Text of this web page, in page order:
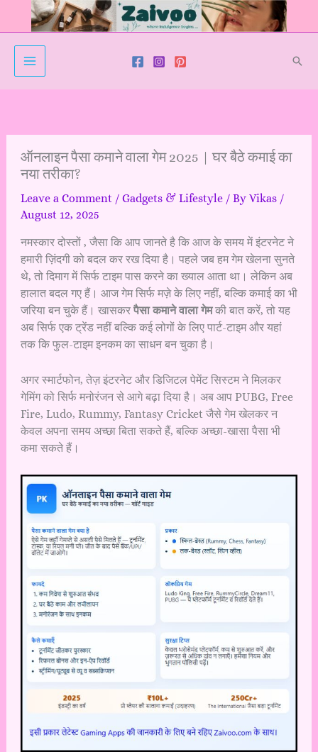
ऑनलाइन पैसा कमाने वाला गेम 2025 | घर बैठे कमाई का
नया तरीका?
Leave a Comment / Gadgets & Lifestyle/ By Vikas /
August 12, 2025
नमस्कार दोस्तों , जैसा कि आप जानते है कि आज के समय में इंटरनेट ने
हमारी ज़िंदगी को बदल कर रख दिया है। पहले जब हम गेम खेलना सुनते
थे, तो दिमाग में सिर्फ टाइम पास करने का ख्याल आता था। लेकिन अब
हालात बदल गए हैं। आज गेम सिर्फ मज़े के लिए नहीं, बल्कि कमाई का भी
जरिया बन चुके हैं। खासकर पैसा कमाने वाला गेमकी बात करें, तो यह
अब सिर्फ एक ट्रेंड नहीं बल्कि कई लोगों के लिए पार्ट-टाइम और यहां
तक कि फुल-टाइम इनकम का साधन बन चुका है।
अगर स्मार्टफोन, तेज़ इंटरनेट और डिजिटल पेमेंट सिस्टम ने मिलकर
गेमिंग को सिर्फ मनोरंजन से आगे बढ़ा दिया है। अब आप PUBG, Free
Fire, Ludo, Rummy, Fantasy Cricket जैसे गेम खेलकर न
केवल अपना समय अच्छा बिता सकते हैं, बल्कि अच्छा-खासा पैसा भी
कमा सकते हैं।